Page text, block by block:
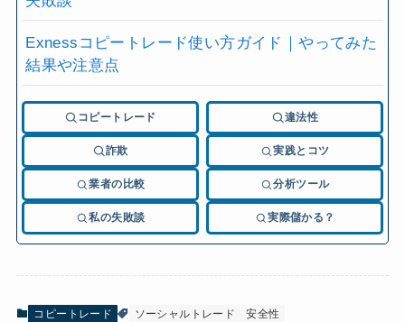
Exnessコピートレード使い方ガイド｜やってみた
結果や注意点
コピートレード 違法性
詐欺 実践とコツ
業者の比較 分析ツール
私の失敗談 実際儲かる？
コピートレード ソーシャルトレード 安全性